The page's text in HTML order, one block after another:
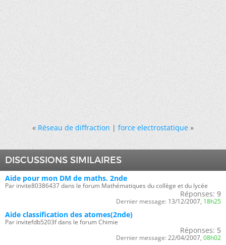
« Réseau de diffraction|force electrostatique »
DISCUSSIONS SIMILAIRES
Aide pour mon DM de maths. 2nde
Par invite80386437 dans le forum Mathématiques du collège et du lycée
Réponses: 9
Dernier message: 13/12/2007, 18h25
Aide classification des atomes(2nde)
Par invitefdb5203f dans le forum Chimie
Réponses: 5
Dernier message: 22/04/2007, 08h02